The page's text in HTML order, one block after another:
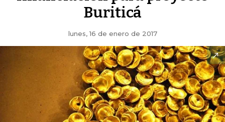
Buriticá
lunes, 16 de enero de 2017